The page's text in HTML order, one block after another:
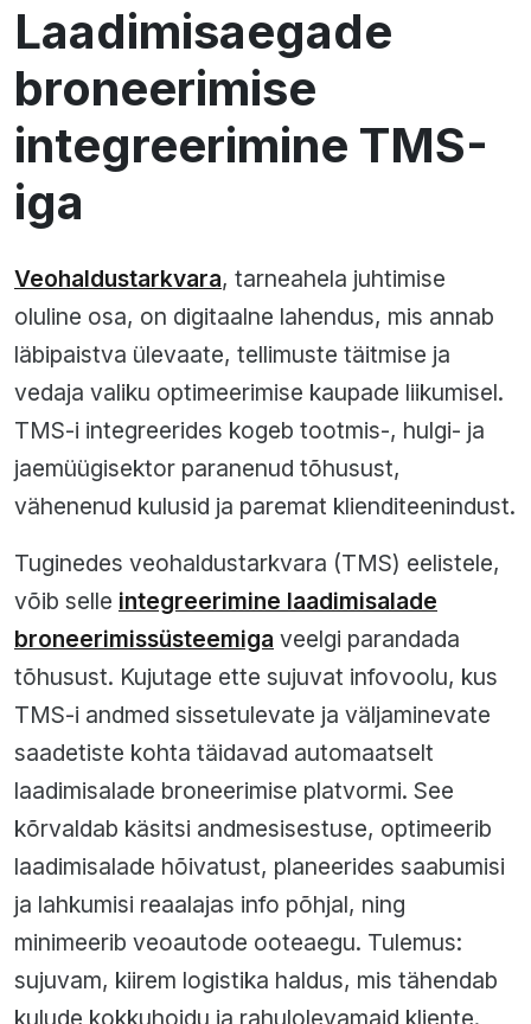
Laadimisaegade
broneerimise
integreerimine TMS-
iga
Veohaldustarkvara, tarneahela juhtimise
oluline osa, on digitaalne lahendus, mis annab
läbipaistva ülevaate, tellimuste täitmise ja
vedaja valiku optimeerimise kaupade liikumisel.
TMS-i integreerides kogeb tootmis-, hulgi- ja
jaemüügisektor paranenud tõhusust,
vähenenud kulusid ja paremat klienditeenindust.
Tuginedes veohaldustarkvara (TMS) eelistele,
võib selle integreerimine laadimisalade
broneerimissüsteemiga veelgi parandada
tõhusust. Kujutage ette sujuvat infovoolu, kus
TMS-i andmed sissetulevate ja väljaminevate
saadetiste kohta täidavad automaatselt
laadimisalade broneerimise platvormi. See
kõrvaldab käsitsi andmesisestuse, optimeerib
laadimisalade hõivatust, planeerides saabumisi
ja lahkumisi reaalajas info põhjal, ning
minimeerib veoautode ooteaegu. Tulemus:
sujuvam, kiirem logistika haldus, mis tähendab
kulude kokkuhoidu ja rahulolevamaid kliente.